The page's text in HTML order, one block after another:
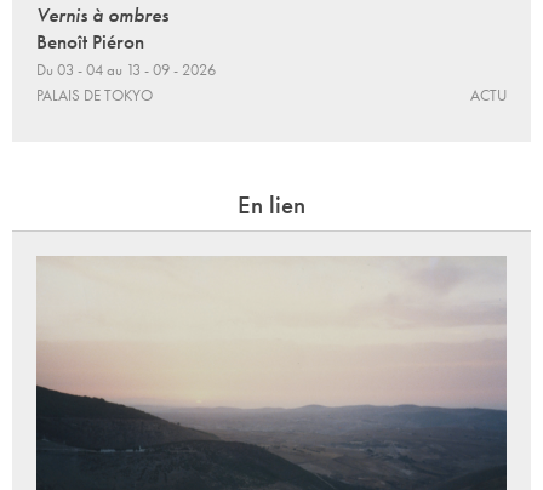
Vernis à ombres
Benoît Piéron
Du 03 - 04 au 13 - 09 - 2026
PALAIS DE TOKYO
ACTU
En lien